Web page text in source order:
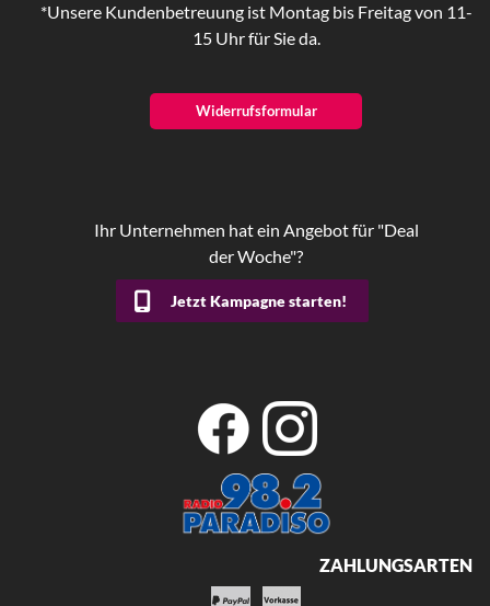
*Unsere Kundenbetreuung ist Montag bis Freitag von 11-
15 Uhr für Sie da.
Widerrufsformular
Ihr Unternehmen hat ein Angebot für "Deal
der Woche"?
Jetzt Kampagne starten!
ZAHLUNGSARTEN